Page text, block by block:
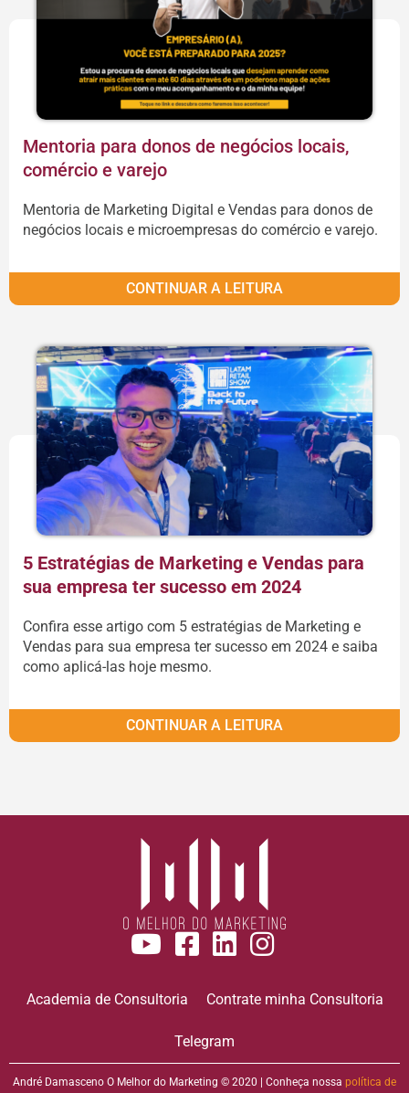
Mentoria para donos de negócios locais,
comércio e varejo
Mentoria de Marketing Digital e Vendas para donos de
negócios locais e microempresas do comércio e varejo.
CONTINUAR A LEITURA
5 Estratégias de Marketing e Vendas para
sua empresa ter sucesso em 2024
Confira esse artigo com 5 estratégias de Marketing e
Vendas para sua empresa ter sucesso em 2024 e saiba
como aplicá-las hoje mesmo.
CONTINUAR A LEITURA
Academia de Consultoria Contrate minha Consultoria
Telegram
André Damasceno O Melhor do Marketing © 2020 | Conheça nossa política de